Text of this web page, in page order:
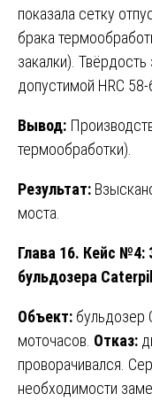
показала сетку
брака
закалки).
допустимой HRC 58-
Вывод:
термообработки).
Результат:
моста.
Глава 16. Кейс №4:
бульдозера
Объект: бульдозер
моточасов. Отказ:
проворачивался.
необходимости